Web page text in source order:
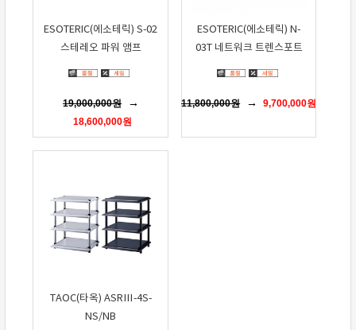
ESOTERIC(에소테릭) S-02
스테레오 파워 앰프
19,000,000원
18,600,000원
ESOTERIC(에소테릭) N-
03T 네트워크 트렌스포트
11,800,000원 9,700,000원
TAOC(타옥) ASRⅢ-4S-
NS/NB